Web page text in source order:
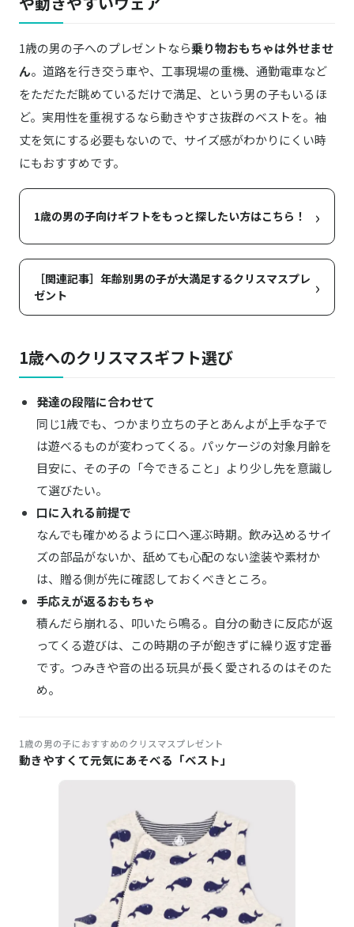
1歳の男の子へのプレゼントなら乗り物おもちゃは外せませ
ん。道路を行き交う車や、工事現場の重機、通勤電車など
をただただ眺めているだけで満足、という男の子もいるほ
ど。実用性を重視するなら動きやすさ抜群のベストを。袖
丈を気にする必要もないので、サイズ感がわかりにくい時
にもおすすめです。
1歳の男の子向けギフトをもっと探したい方はこちら！ ›
［関連記事］年齢別男の子が大満足するクリスマスプレ
ゼント
›
1歳へのクリスマスギフト選び
発達の段階に合わせて
同じ1歳でも、つかまり立ちの子とあんよが上手な子で
は遊べるものが変わってくる。パッケージの対象月齢を
目安に、その子の「今できること」より少し先を意識し
て選びたい。
口に入れる前提で
なんでも確かめるように口へ運ぶ時期。飲み込めるサイ
ズの部品がないか、舐めても心配のない塗装や素材か
は、贈る側が先に確認しておくべきところ。
手応えが返るおもちゃ
積んだら崩れる、叩いたら鳴る。自分の動きに反応が返
ってくる遊びは、この時期の子が飽きずに繰り返す定番
です。つみきや音の出る玩具が長く愛されるのはそのた
め。
1歳の男の子におすすめのクリスマスプレゼント
動きやすくて元気にあそべる「ベスト」